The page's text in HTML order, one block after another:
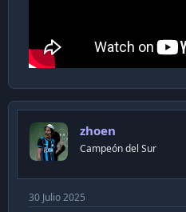
zhoen
Campeón del Sur
30 Julio 2025